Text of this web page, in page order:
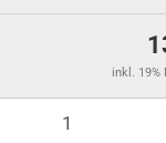
inkl. 19%